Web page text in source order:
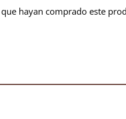
hayan comprado este